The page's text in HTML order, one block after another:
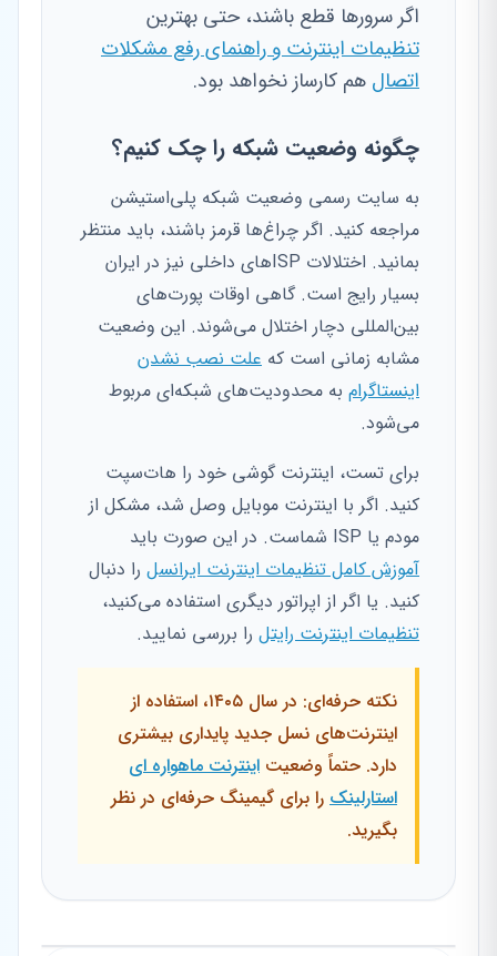
اگر سرورها قطع باشند، حتی بهترین
تنظیمات اینترنت و راهنمای رفع مشکلات
اتصال هم کارساز نخواهد بود.
چگونه وضعیت شبکه را چک کنیم؟
به سایت رسمی وضعیت شبکه پلی‌استیشن
مراجعه کنید. اگر چراغ‌ها قرمز باشند، باید منتظر
بمانید. اختلالات ISPهای داخلی نیز در ایران
بسیار رایج است. گاهی اوقات پورت‌های
بین‌المللی دچار اختلال می‌شوند. این وضعیت
مشابه زمانی است که علت نصب نشدن
اینستاگرام به محدودیت‌های شبکه‌ای مربوط
می‌شود.
برای تست، اینترنت گوشی خود را هات‌سپت
کنید. اگر با اینترنت موبایل وصل شد، مشکل از
مودم یا ISP شماست. در این صورت باید
آموزش کامل تنظیمات اینترنت ایرانسل را دنبال
کنید. یا اگر از اپراتور دیگری استفاده می‌کنید،
تنظیمات اینترنت رایتل را بررسی نمایید.
نکته حرفه‌ای: در سال ۱۴۰۵، استفاده از
اینترنت‌های نسل جدید پایداری بیشتری
دارد. حتماً وضعیت اینترنت ماهواره ای
استارلینک را برای گیمینگ حرفه‌ای در نظر
بگیرید.